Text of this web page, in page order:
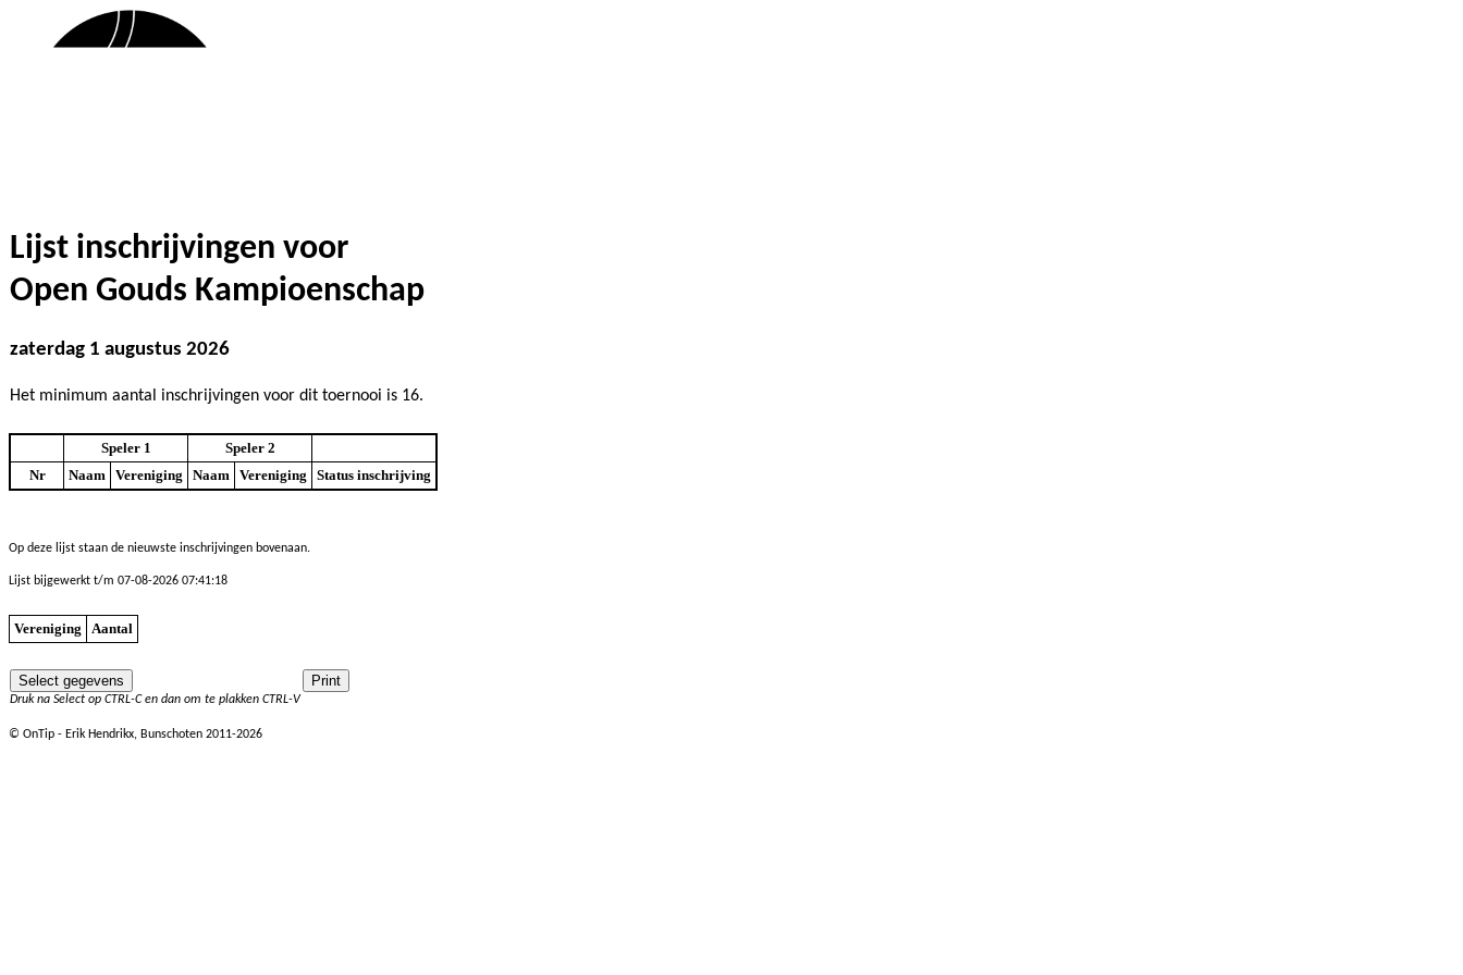
Lijst inschrijvingen voor
Open Gouds Kampioenschap
zaterdag 1 augustus 2026
Het minimum aantal inschrijvingen voor dit toernooi is 16.
Speler 1
Speler 2
Nr
Naam Vereniging Naam Vereniging Status inschrijving
Op deze lijst staan de nieuwste inschrijvingen bovenaan.
Lijst bijgewerkt t/m 07-08-2026 07:41:18
Vereniging Aantal
Druk na Select op CTRL-C en dan om te plakken CTRL-V
© OnTip - Erik Hendrikx, Bunschoten 2011-2026